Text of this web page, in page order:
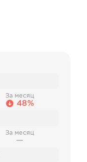
За месяц
48%
За месяц
—